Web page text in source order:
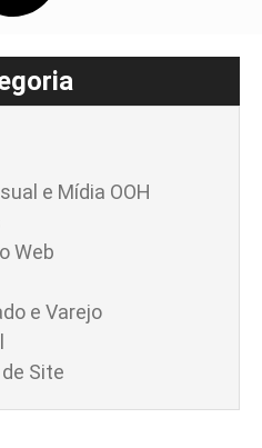
e Mídia OOH
Web
e Varejo
Site